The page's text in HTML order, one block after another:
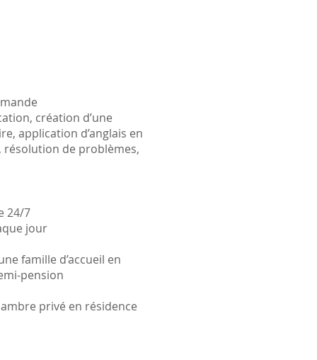
création d’une
application d’anglais en
résolution de problèmes,
24/7
jour
famille d’accueil en
pension
privé en résidence